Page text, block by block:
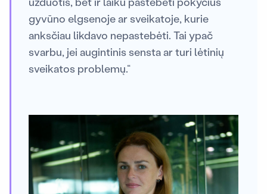
gyvūno elgsenoje ar sveikatoje, kurie
anksčiau likdavo nepastebėti. Tai ypač
svarbu, jei augintinis sensta ar turi lėtinių
sveikatos problemų.“